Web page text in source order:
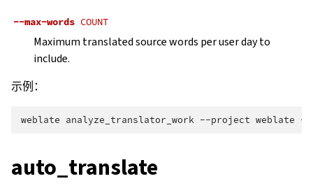
--max-words COUNT
Maximum translated source words per user day to
include.
示例：
weblate analyze_translator_work --project weblate --
auto_translate